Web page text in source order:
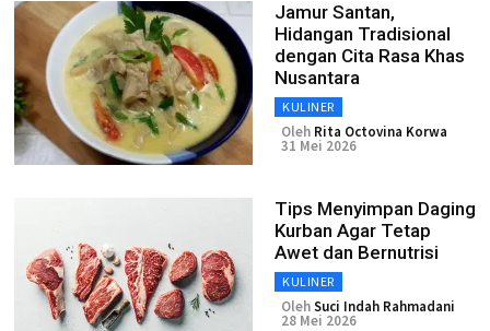
Jamur Santan,
Hidangan Tradisional
dengan Cita Rasa Khas
Nusantara
KULINER
Oleh Rita Octovina Korwa
31 Mei 2026
Tips Menyimpan Daging
Kurban Agar Tetap
Awet dan Bernutrisi
KULINER
OlehSuci Indah Rahmadani
28 Mei 2026